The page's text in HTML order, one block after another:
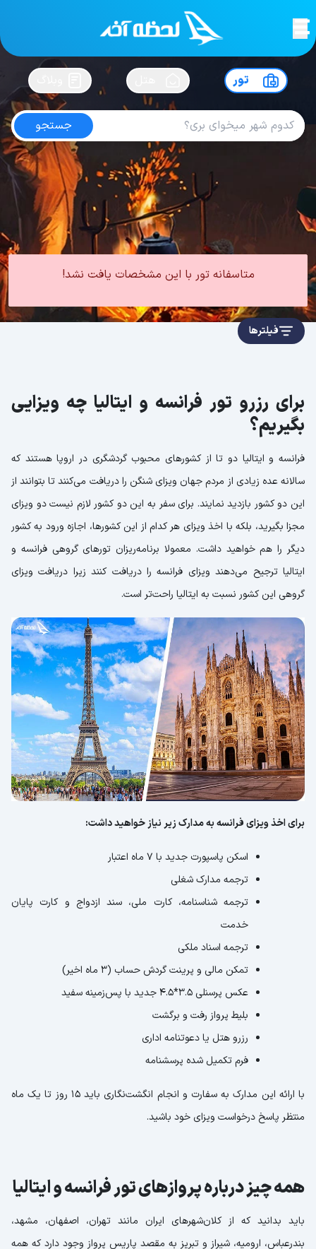
لحظه آخرسفرت رو بساز !
تور
جستجو
تور فرانسه و ایتالیا
امتیاز5 از5| از100 کاربر
تور اروپا
تور ترکیبی اروپا
متاسفانه تور با این مشخصات یافت نشد!
فیلترها
برای رزرو تور فرانسه و ایتالیا چه ویزایی
بگیریم؟
فرانسه و ایتالیا دو تا از کشورهای محبوب گردشگری در اروپا هستند که
سالانه عده زیادی از مردم جهان ویزای شنگن را دریافت می‌کنند تا بتوانند از
این دو کشور بازدید نمایند. برای سفر به این دو کشور لازم نیست دو ویزای
مجزا بگیرید، بلکه با اخذ ویزای هر کدام از این کشورها، اجازه ورود به کشور
دیگر را هم خواهید داشت. معمولا برنامه‌ریزان تورهای گروهی فرانسه و
ایتالیا ترجیح می‌دهند ویزای فرانسه را دریافت کنند زیرا دریافت ویزای
گروهی این کشور نسبت به ایتالیا راحت‌تر است.
برای اخذ ویزای فرانسه به مدارک زیر نیاز خواهید داشت:
اسکن پاسپورت جدید با 7 ماه اعتبار
ترجمه مدارک شغلی
ترجمه شناسنامه، کارت ملی، سند ازدواج و کارت پایان
خدمت
ترجمه اسناد ملکی
تمکن مالی و پرینت گردش حساب (3 ماه اخیر)
عکس پرسنلی 3.5*4.5 جدید با پس‌زمینه سفید
بلیط پرواز رفت و برگشت
رزرو هتل یا دعوتنامه اداری
فرم تکمیل شده پرسشنامه
با ارائه این مدارک به سفارت و انجام انگشت‌نگاری باید 15 روز تا یک ماه
منتظر پاسخ درخواست ویزای خود باشید.
همه چیز درباره پروازهای تور فرانسه و ایتالیا
باید بدانید که از کلان‌شهرهای ایران مانند تهران، اصفهان، مشهد،
بندرعباس، ارومیه، شیراز و تبریز به مقصد پاریس پرواز وجود دارد که همه